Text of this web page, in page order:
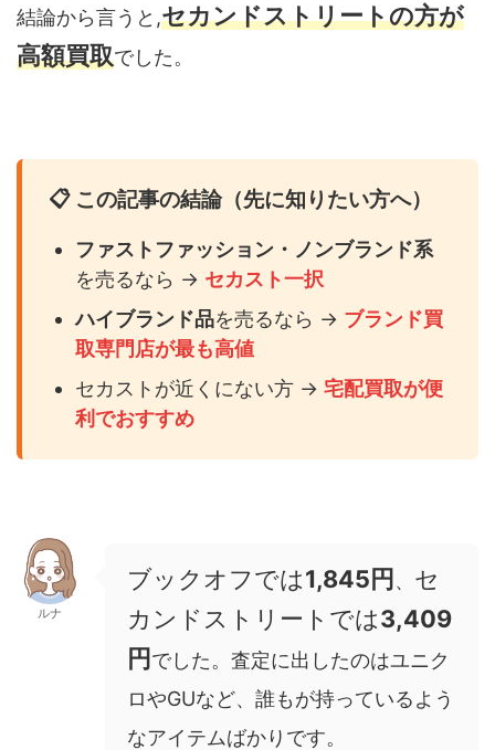
結論から言うと,セカンドストリートの方が
高額買取でした。
📋 この記事の結論（先に知りたい方へ）
ファストファッション・ノンブランド系
を売るなら → セカスト一択
ハイブランド品を売るなら → ブランド買
取専門店が最も高値
セカストが近くにない方 → 宅配買取が便
利でおすすめ
ルナ
ブックオフでは1,845円、 セ
カンドストリートでは3,409
円でした。査定に出したのはユニク
ロやGUなど、誰もが持っているよう
なアイテムばかりです。